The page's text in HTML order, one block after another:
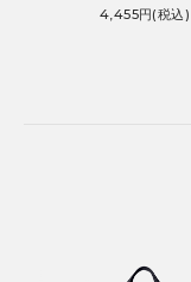
4,455円(税込)